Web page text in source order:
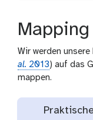
Mapping
Wir werden
al. 2013) auf das
mappen.